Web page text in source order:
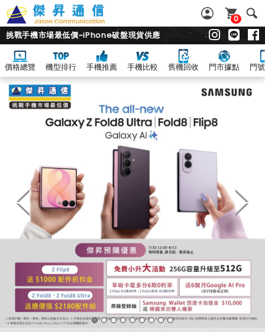
0
挑戰手機市場最低價~iPhone破盤現貨供應
價格總覽 機型排行 手機推薦 手機比較 舊機回收 門市據點 門